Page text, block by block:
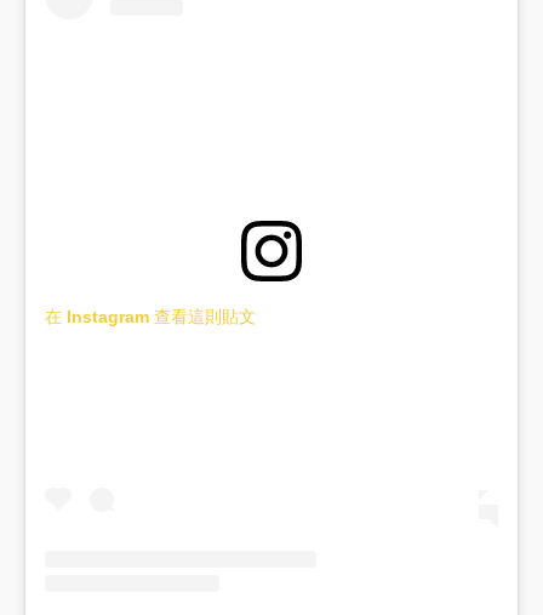
在 Instagram 查看這則貼文